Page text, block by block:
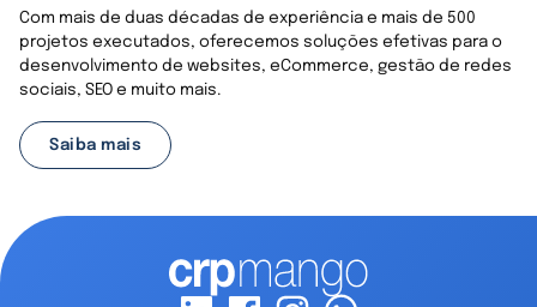
Com mais de duas décadas de experiência e mais de 500
projetos executados, oferecemos soluções efetivas para o
desenvolvimento de websites, eCommerce, gestão de redes
sociais, SEO e muito mais.
Saiba mais